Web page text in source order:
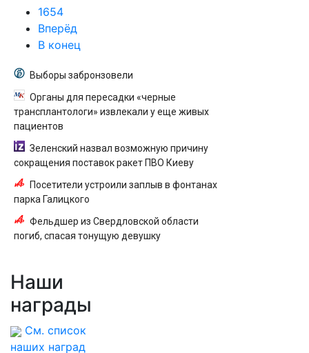
1654
Вперёд
В конец
Выборы забронзовели
Органы для пересадки «черные
трансплантологи» извлекали у еще живых
пациентов
Зеленский назвал возможную причину
сокращения поставок ракет ПВО Киеву
Посетители устроили заплыв в фонтанах
парка Галицкого
Фельдшер из Свердловской области
погиб, спасая тонущую девушку
Наши
награды
См. список
наших наград